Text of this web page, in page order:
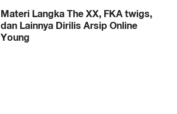
Materi Langka The XX, FKA twigs,
dan Lainnya Dirilis Arsip Online
Young